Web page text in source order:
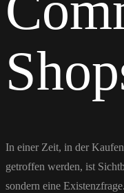
In einer Zeit, in der
getroffen werden, ist
sondern eine